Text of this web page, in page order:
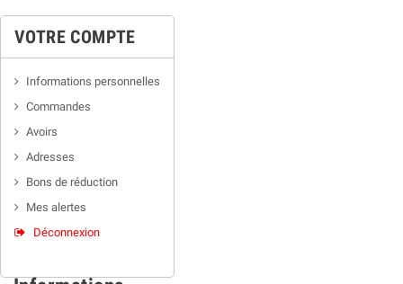
VOTRE COMPTE
Informations personnelles
Commandes
Avoirs
Adresses
Bons de réduction
Mes alertes
Déconnexion